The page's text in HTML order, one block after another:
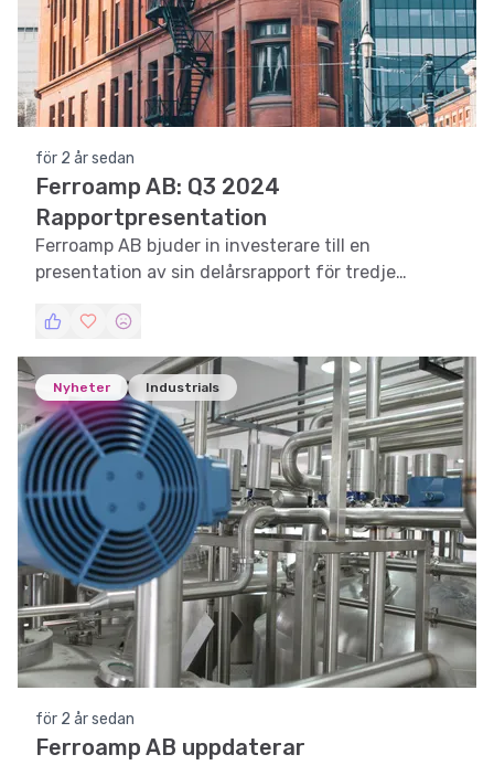
för 2 år sedan
Ferroamp AB: Q3 2024
Rapportpresentation
Ferroamp AB bjuder in investerare till en
presentation av sin delårsrapport för tredje
Nyheter Industrials
för 2 år sedan
Ferroamp AB uppdaterar